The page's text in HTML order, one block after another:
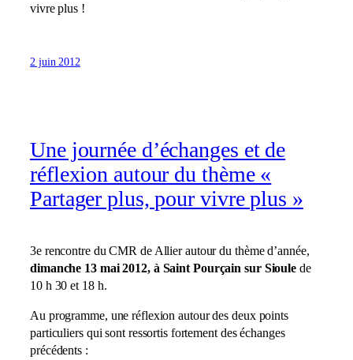
vivre plus !
2 juin 2012
Une journée d’échanges et de
réflexion autour du thème «
Partager plus, pour vivre plus »
3e rencontre du CMR de Allier autour du thème d’année,
dimanche 13 mai 2012, à Saint Pourçain sur Sioule de
10 h 30 et 18 h.
Au programme, une réflexion autour des deux points
particuliers qui sont ressortis fortement des échanges
précédents :